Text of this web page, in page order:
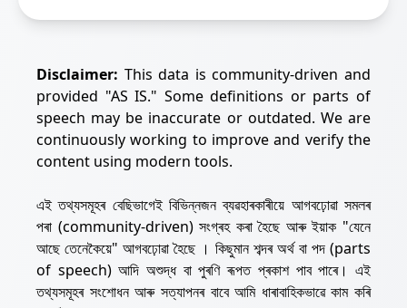
Disclaimer: This data is community-driven and
provided "AS IS." Some definitions or parts of
speech may be inaccurate or outdated. We are
continuously working to improve and verify the
content using modern tools.
এই তথ্যসমূহৰ বেছিভাগেই বিভিন্নজন ব্যৱহাৰকাৰীয়ে আগবঢ়োৱা সমলৰ
পৰা (community-driven) সংগ্ৰহ কৰা হৈছে আৰু ইয়াক "যেনে
আছে তেনেকৈয়ে" আগবঢ়োৱা হৈছে । কিছুমান শব্দৰ অৰ্থ বা পদ (parts
of speech) আদি অশুদ্ধ বা পুৰণি ৰূপত প্ৰকাশ পাব পাৰে। এই
তথ্যসমূহৰ সংশোধন আৰু সত্যাপনৰ বাবে আমি ধাৰাবাহিকভাৱে কাম কৰি